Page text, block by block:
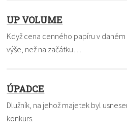
UP VOLUME
Když cena cenného papíru v
výše, než na začátku…
ÚPADCE
Dlužník, na jehož majetek byl
konkurs.